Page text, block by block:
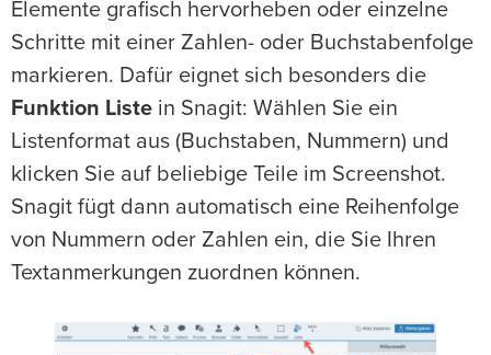
Elemente grafisch hervorheben oder einzelne
Schritte mit einer Zahlen- oder Buchstabenfolge
markieren. Dafür eignet sich besonders die
Funktion Liste in Snagit: Wählen Sie ein
Listenformat aus (Buchstaben, Nummern) und
klicken Sie auf beliebige Teile im Screenshot.
Snagit fügt dann automatisch eine Reihenfolge
von Nummern oder Zahlen ein, die Sie Ihren
Textanmerkungen zuordnen können.